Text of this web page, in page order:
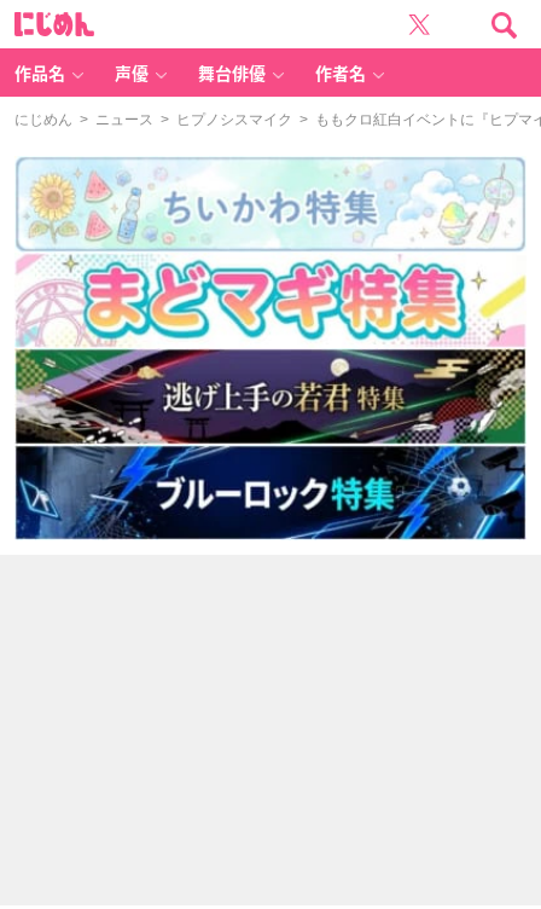
作品名 声優 舞台俳優 作者名
にじめん > ニュース > ヒプノシスマイク > ももクロ紅白イベントに『ヒプマ